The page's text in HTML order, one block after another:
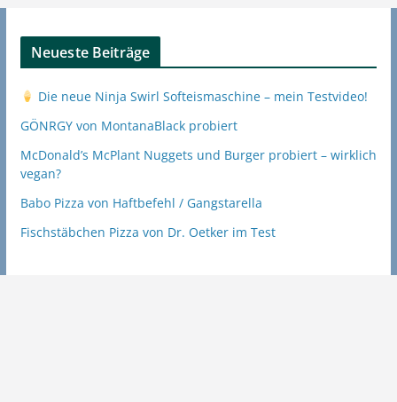
Neueste Beiträge
Die neue Ninja Swirl Softeismaschine – mein Testvideo!
GÖNRGY von MontanaBlack probiert
McDonald’s McPlant Nuggets und Burger probiert – wirklich
vegan?
Babo Pizza von Haftbefehl / Gangstarella
Fischstäbchen Pizza von Dr. Oetker im Test